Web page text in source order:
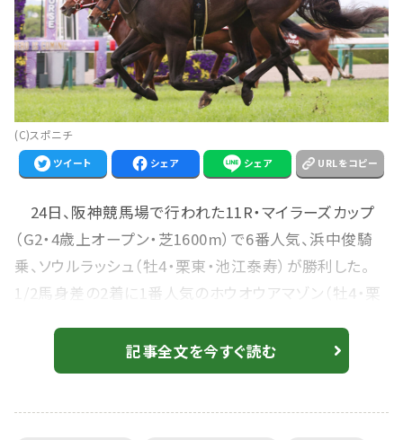
(C)スポニチ
ツイート シェア シェア URLをコピー
24日、阪神競馬場で行われた11R・マイラーズカップ
（G2・4歳上オープン・芝1600m）で6番人気、浜中俊騎
乗、ソウルラッシュ（牡4・栗東・池江泰寿）が勝利した。
1/2馬身差の2着に1番人気のホウオウアマゾン（牡4・栗
和）が入った。勝ちタイムは1:33.3（稍重）。 2番人気で
菅原明良騎乗、カラテ（牡6・栗東・辻野泰之）は7着、3番
記事全文を今すぐ読む